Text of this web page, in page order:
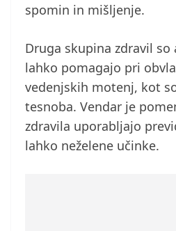
spomin in mišljenje.
Druga skupina zdravil
lahko pomagajo pri
vedenjskih motenj, kot
tesnoba. Vendar je
zdravila uporabljajo
lahko neželene učinke.